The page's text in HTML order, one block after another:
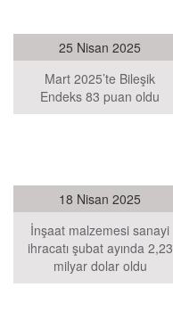
25 Nisan 2025
Mart 2025’te Bileşik
Endeks 83 puan oldu
18 Nisan 2025
İnşaat malzemesi sanayi
ihracatı şubat ayında 2,23
milyar dolar oldu